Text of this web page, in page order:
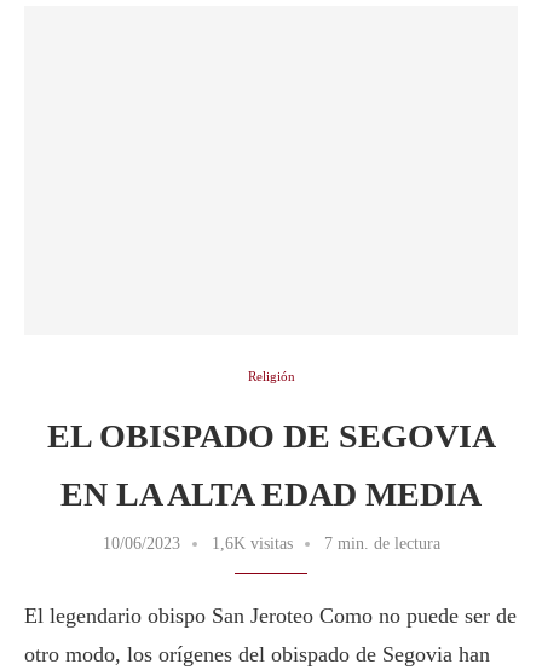
Religión
EL OBISPADO DE SEGOVIA
EN LA ALTA EDAD MEDIA
10/06/2023 1,6K visitas 7 min. de lectura
El legendario obispo San Jeroteo Como no puede ser de
otro modo, los orígenes del obispado de Segovia han